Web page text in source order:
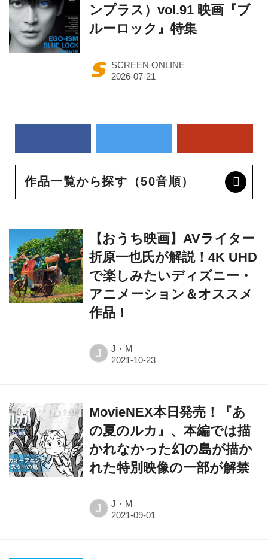
ンプラス）vol.91 映画『ブ
ルーロック』特集
SCREEN ONLINE
作品一覧から探す（50音順）
【おうち映画】AVライター
折原一也氏が解説！4K UHD
で楽しみたいディズニー・
アニメーション＆オススメ
作品！
J J・M
MovieNEX本日発売！『あ
の夏のルカ』、本編では描
かれなかった幻の島が描か
れた特別映像の一部が解禁
J J・M